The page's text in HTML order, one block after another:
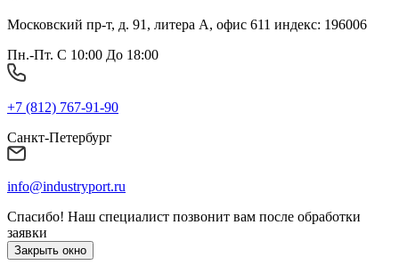
Московский пр-т, д. 91, литера А, офис 611 индекс: 196006
Пн.-Пт. С 10:00 До 18:00
+7 (812) 767-91-90
Санкт-Петербург
info@industryport.ru
Спасибо! Наш специалист позвонит вам после обработки
заявки
Закрыть окно